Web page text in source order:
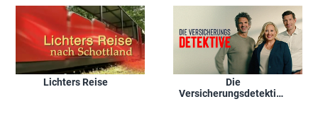
Lichters Reise
Die
Versicherungsdetektive